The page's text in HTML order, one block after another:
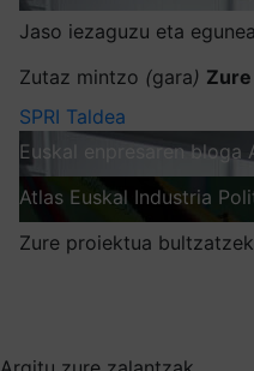
Jaso iezaguzu eta
Zutaz mintzo (gara)
SPRI Taldea
Euskal enpresaren bloga
Atlas Euskal Industria
Zure proiektua